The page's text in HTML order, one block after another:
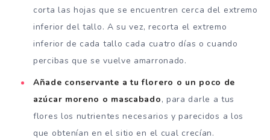
corta las hojas que se encuentren cerca del extremo
inferior del tallo. A su vez, recorta el extremo
inferior de cada tallo cada cuatro días o cuando
percibas que se vuelve amarronado.
Añade conservante a tu florero o un poco de
azúcar moreno o mascabado, para darle a tus
flores los nutrientes necesarios y parecidos a los
que obtenían en el sitio en el cual crecían.